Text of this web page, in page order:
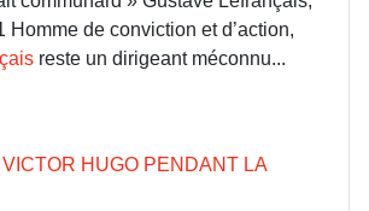
Homme de conviction et d’action,
reste un dirigeant méconnu...
VICTOR HUGO PENDANT LA